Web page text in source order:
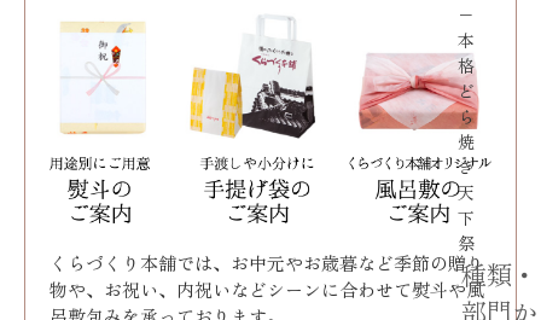
−
本
格
ど
ら
焼
き
天
下
祭
種類・
部門か
くらづくり本舗では、お中元やお歳暮など季節の贈り
物や、お祝い、内祝いなどシーンに合わせて熨斗や風